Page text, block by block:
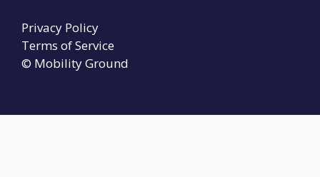
© Mobility Ground
Privacy Policy
Terms of Service